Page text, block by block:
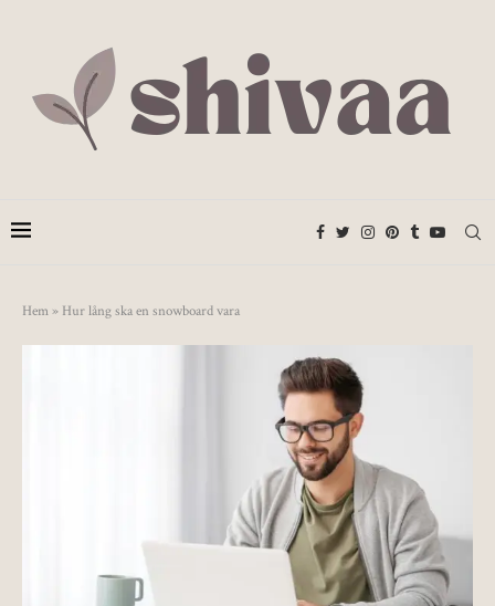
Hem» Hur lång ska en snowboard vara